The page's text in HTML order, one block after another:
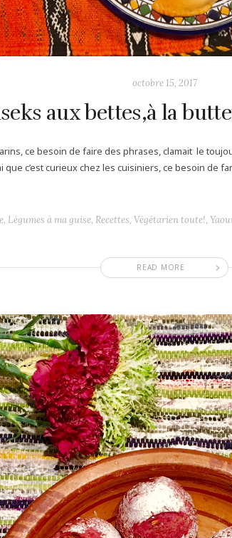
octobre 15, 2017
aux bettes,à la
ce besoin de faire des phrases, clamait le
c’est curieux chez les cuisiniers, ce besoin de
READ MORE
, Légumes à ma guise, Recettes, Végétarien toute!,